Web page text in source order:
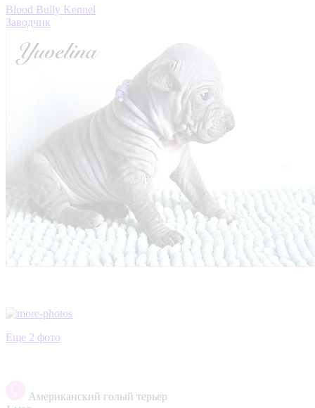
Blood Bully Kennel
Заводчик
Еще 2 фото
Американский голый терьер